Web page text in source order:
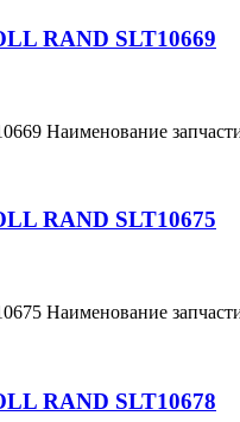
RAND SLT10669
Наименование
RAND SLT10675
Наименование
RAND SLT10678